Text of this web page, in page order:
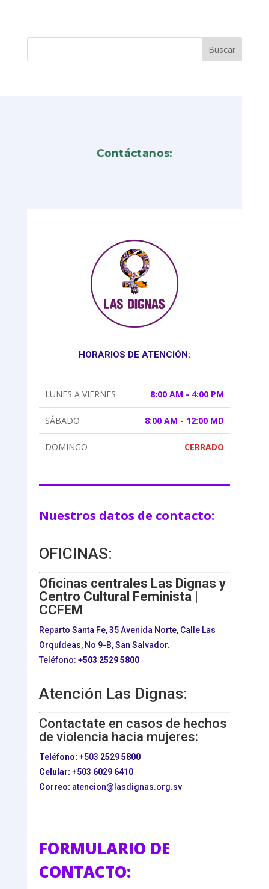
Contáctanos:
HORARIOS DE ATENCIÓN:
LUNES A VIERNES 8:00 AM - 4:00 PM
SÁBADO 8:00 AM - 12:00 MD
DOMINGO CERRADO
Nuestros datos de contacto:
OFICINAS:
Oficinas centrales Las Dignas y
Centro Cultural Feminista |
CCFEM
Reparto Santa Fe, 35 Avenida Norte, Calle Las
Orquídeas, No 9-B, San Salvador.
Teléfono: +503 2529 5800
Atención Las Dignas:
Contactate en casos de hechos
de violencia hacia mujeres:
Teléfono: +503 2529 5800
Celular: +503 6029 6410
Correo: atencion@lasdignas.org.sv
FORMULARIO DE
CONTACTO: